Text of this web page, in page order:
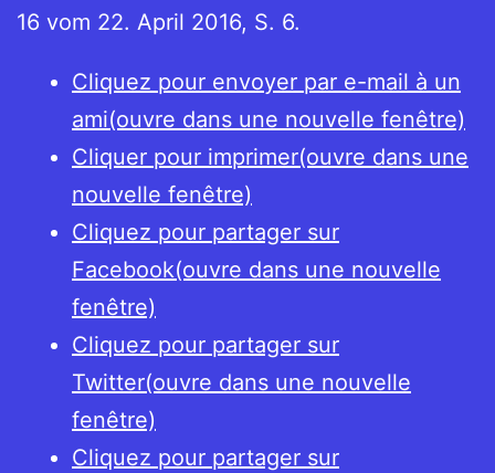
16 vom 22. April 2016, S. 6.
Cliquez pour envoyer par e-mail à un
ami(ouvre dans une nouvelle fenêtre)
Cliquer pour imprimer(ouvre dans une
nouvelle fenêtre)
Cliquez pour partager sur
Facebook(ouvre dans une nouvelle
fenêtre)
Cliquez pour partager sur
Twitter(ouvre dans une nouvelle
fenêtre)
Cliquez pour partager sur